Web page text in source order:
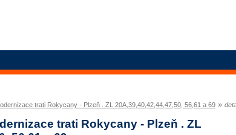
trati Rokycany - Plzeň . ZL 20A,39,40,42,44,47,50, 56,61 a 69 »
trati Rokycany - Plzeň . ZL